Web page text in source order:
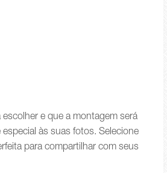
e que a montagem será
às suas fotos. Selecione
para compartilhar com seus